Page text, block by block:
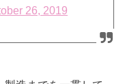
26, 2019